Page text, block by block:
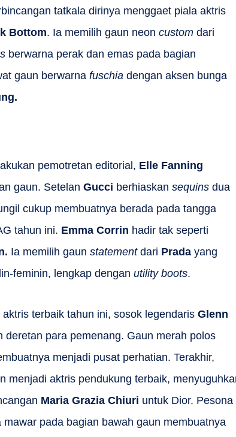
tatkala dirinya menggaet piala aktris
Bottom. Ia memilih gaun neon custom dari
berwarna perak dan emas pada bagian
gaun berwarna fuschia dengan aksen bunga
pemotretan editorial, Elle Fanning
gaun. Setelan Gucci berhiaskan sequins dua
cukup membuatnya berada pada tangga
tahun ini. Emma Corrin hadir tak seperti
Ia memilih gaun statementdari Prada yang
feminin, lengkap dengan utility boots.
terbaik tahun ini, sosok legendaris Glenn
deretan para pemenang. Gaun merah polos
menjadi pusat perhatian. Terakhir,
menjadi aktris pendukung terbaik,
Maria Grazia Chiuri untuk Dior. Pesona
pada bagian bawah gaun membuatnya